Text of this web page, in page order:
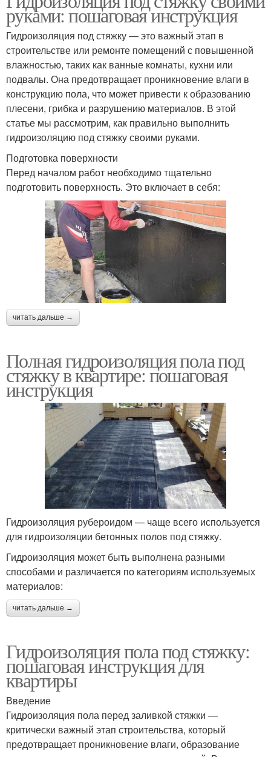
руками: пошаговая инструкция
Гидроизоляция под стяжку — это важный этап в
строительстве или ремонте помещений с повышенной
влажностью, таких как ванные комнаты, кухни или
подвалы. Она предотвращает проникновение влаги в
конструкцию пола, что может привести к образованию
плесени, грибка и разрушению материалов. В этой
статье мы рассмотрим, как правильно выполнить
гидроизоляцию под стяжку своими руками.
Подготовка поверхности
Перед началом работ необходимо тщательно
подготовить поверхность. Это включает в себя:
читать дальше →
Полная гидроизоляция пола под
стяжку в квартире: пошаговая
инструкция
Гидроизоляция рубероидом — чаще всего используется
для гидроизоляции бетонных полов под стяжку.
Гидроизоляция может быть выполнена разными
способами и различается по категориям используемых
материалов:
читать дальше →
Гидроизоляция пола под стяжку:
пошаговая инструкция для
квартиры
Введение
Гидроизоляция пола перед заливкой стяжки —
критически важный этап строительства, который
предотвращает проникновение влаги, образование